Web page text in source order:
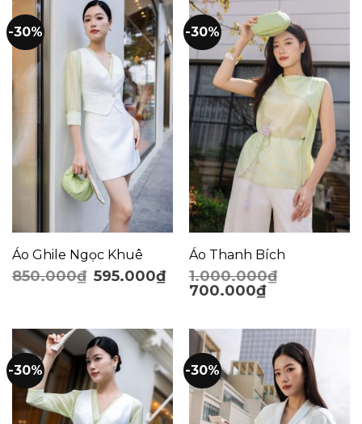
-30%
Áo Ghile Ngọc Khuê
850.000₫ 595.000₫
-30%
Áo Thanh Bích
1.000.000₫
700.000₫
-30% -30%